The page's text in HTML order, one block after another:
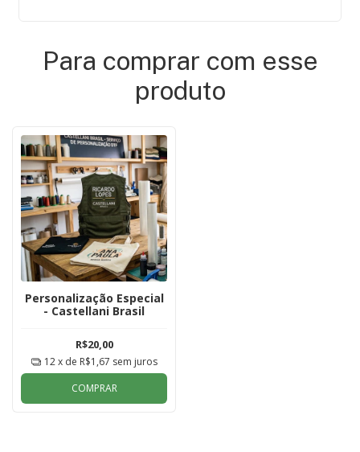
Para comprar com esse
produto
Personalização Especial
- Castellani Brasil
R$20,00
12 x de R$1,67 sem juros
COMPRAR